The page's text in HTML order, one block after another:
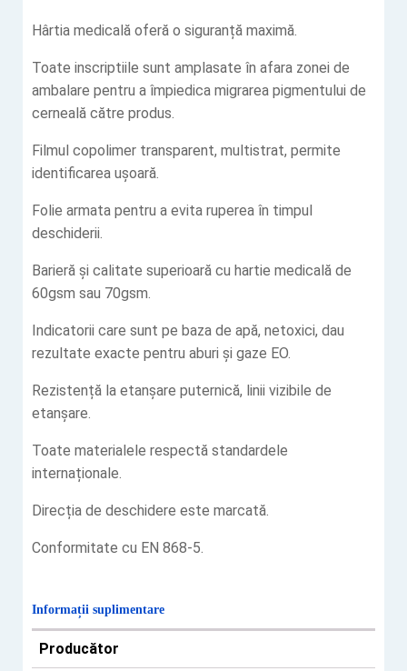
Hârtia medicală oferă o siguranță maximă.
Toate inscriptiile sunt amplasate în afara zonei de
ambalare pentru a împiedica migrarea pigmentului de
cerneală către produs.
Filmul copolimer transparent, multistrat, permite
identificarea ușoară.
Folie armata pentru a evita ruperea în timpul
deschiderii.
Barieră și calitate superioară cu hartie medicală de
60gsm sau 70gsm.
Indicatorii care sunt pe baza de apă, netoxici, dau
rezultate exacte pentru aburi și gaze EO.
Rezistență la etanșare puternică, linii vizibile de
etanșare.
Toate materialele respectă standardele
internaționale.
Direcția de deschidere este marcată.
Conformitate cu EN 868-5.
Informații suplimentare
Producător